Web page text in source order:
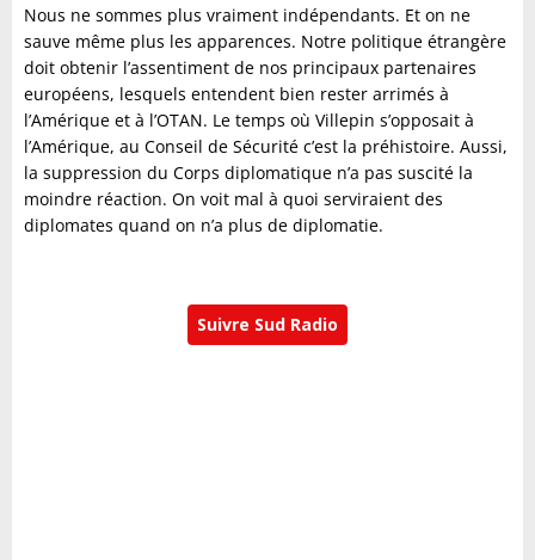
Nous ne sommes plus vraiment indépendants. Et on ne
sauve même plus les apparences. Notre politique étrangère
doit obtenir l’assentiment de nos principaux partenaires
européens, lesquels entendent bien rester arrimés à
l’Amérique et à l’OTAN. Le temps où Villepin s’opposait à
l’Amérique, au Conseil de Sécurité c’est la préhistoire. Aussi,
la suppression du Corps diplomatique n’a pas suscité la
moindre réaction. On voit mal à quoi serviraient des
diplomates quand on n’a plus de diplomatie.
Suivre Sud Radio